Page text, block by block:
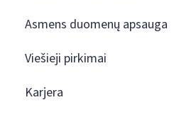
Asmens duomenų apsauga
Viešieji pirkimai
Karjera